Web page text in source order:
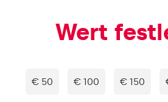
Wert
€ 50 € 100 € 150